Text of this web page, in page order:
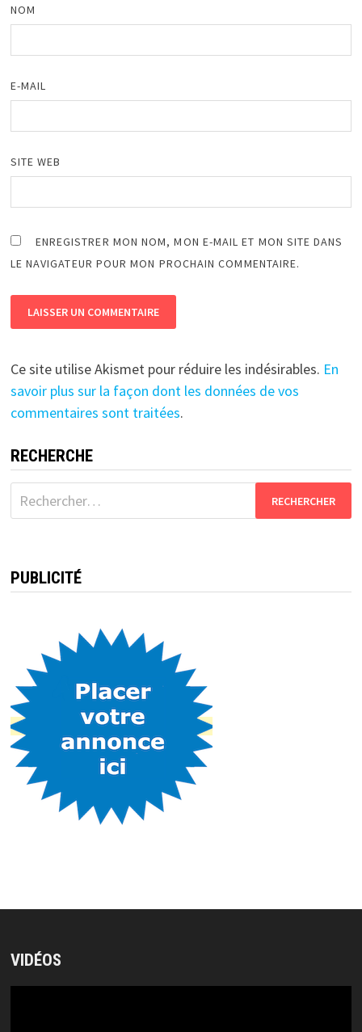
NOM
E-MAIL
SITE WEB
ENREGISTRER MON NOM, MON E-MAIL ET MON SITE DANS
LE NAVIGATEUR POUR MON PROCHAIN COMMENTAIRE.
Ce site utilise Akismet pour réduire les indésirables. En
savoir plus sur la façon dont les données de vos
commentaires sont traitées.
RECHERCHE
Rechercher :
PUBLICITÉ
VIDÉOS